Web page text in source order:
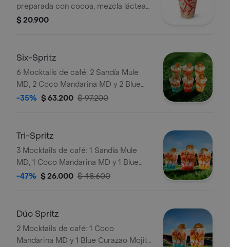
preparada con cocoa, mezcla láctea
reducida en azúcar, decorada con
$ 20.900
Six-Spritz
6 Mocktails de café: 2 Sandía Mule
MD, 2 Coco Mandarina MD y 2 Blue
Curazao Mojito MD. Elígelas con soda
-35% $ 63.200 $ 97.200
Tri-Spritz
3 Mocktails de café: 1 Sandía Mule
MD, 1 Coco Mandarina MD y 1 Blue
Curazao Mojito MD. Elígelas con soda
-47% $ 26.000 $ 48.600
Dúo Spritz
2 Mocktails de café: 1 Coco
Mandarina MD y 1 Blue Curazao Mojito